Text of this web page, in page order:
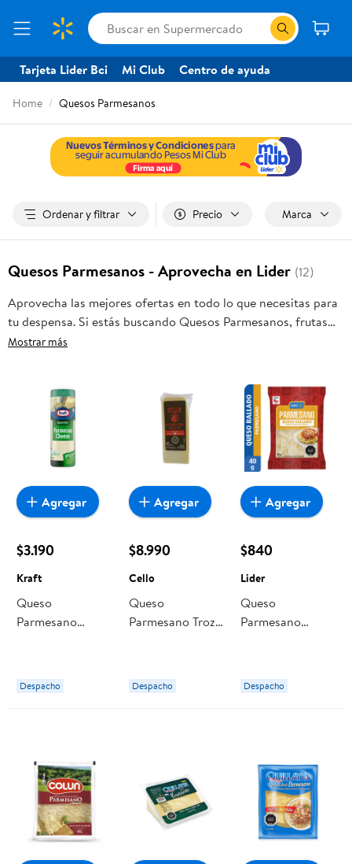
Tarjeta Lider Bci Mi Club Centro de ayuda
Home Quesos Parmesanos
Ordenar y filtrar Precio Marca
Quesos Parmesanos - Aprovecha en Lider (12)
Aprovecha las mejores ofertas en todo lo que necesitas para
tu despensa. Si estás buscando Quesos Parmesanos, frutas
frescas, carnes, pan o productos para el hogar, aquí lo
oportunidad sea realmente conveniente para ti y tu familia.
Mostrar más
$3.190
Kraft
Queso
Parmesano
Despacho
Agregar
$8.990
Cello
Queso
Parmesano Trozo
Despacho
Agregar
$840
Lider
Queso
Parmesano
Despacho
Agregar